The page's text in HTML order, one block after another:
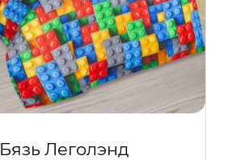
Бязь Леголэнд